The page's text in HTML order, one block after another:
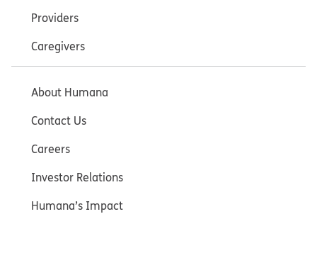
Providers
Caregivers
About Humana
Contact Us
Careers
Investor Relations
Humana’s Impact